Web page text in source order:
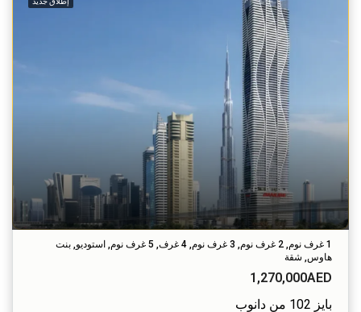
1 غرف نوم, 2 غرف نوم, 3 غرف نوم, 4 غرف, 5 غرف نوم, استوديو, بنت
هاوس, شقة
1,270,000AED
بايز 102 من دانوب